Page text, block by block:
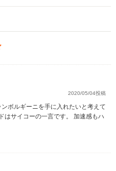
2020/05/04投稿
ボルギーニを手に入れたいと考えて
はサイコーの一言です。 加速感もハ